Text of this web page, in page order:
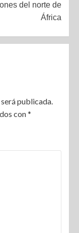
del norte de
África
publicada.
con*